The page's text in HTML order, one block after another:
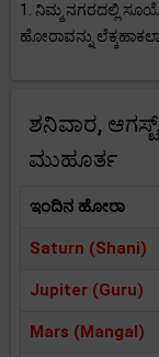
1. ನಿಮ್ಮ ನಗರದಲ್ಲಿ
ಹೋರಾವನ್ನು
ಶನಿವಾರ,
ಮುಹೂರ್ತ
ಇಂದಿನ ಹೋರಾ
Saturn (Shani)
Jupiter (Guru)
Mars (Mangal)